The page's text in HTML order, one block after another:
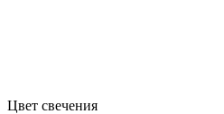
Цвет свечения